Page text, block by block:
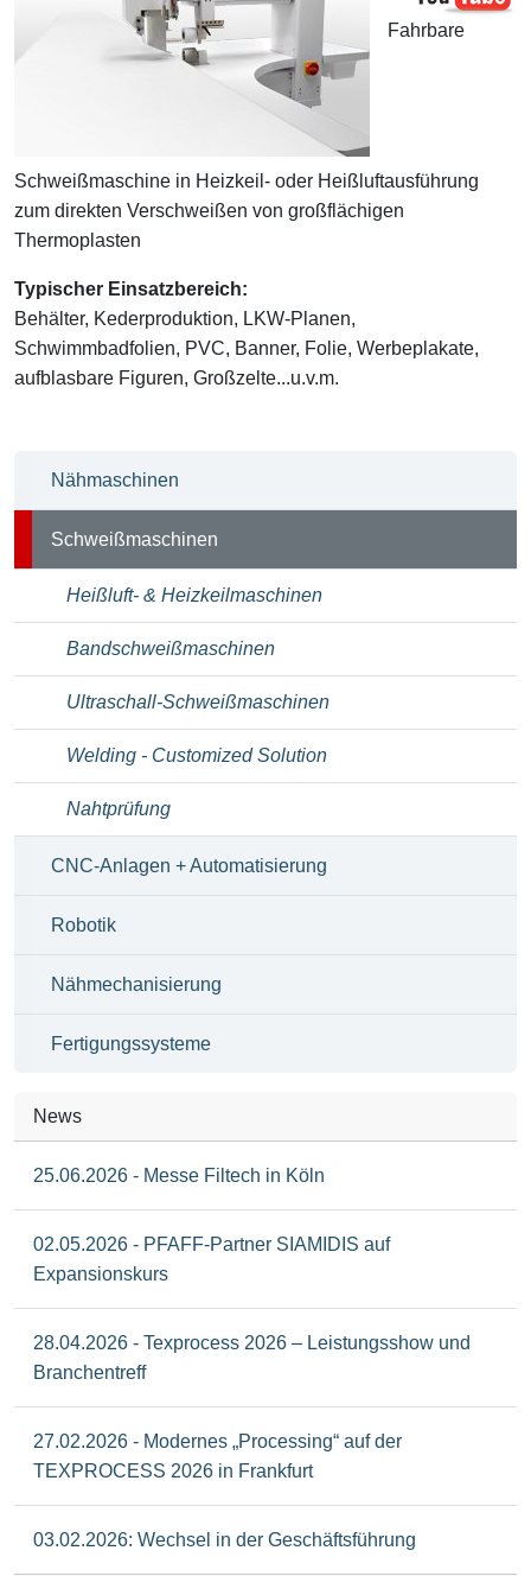
Fahrbare
Schweißmaschine in Heizkeil- oder Heißluftausführung
zum direkten Verschweißen von großflächigen
Thermoplasten
Typischer Einsatzbereich:
Behälter, Kederproduktion, LKW-Planen,
Schwimmbadfolien, PVC, Banner, Folie, Werbeplakate,
aufblasbare Figuren, Großzelte...u.v.m.
Nähmaschinen
Schweißmaschinen
Heißluft- & Heizkeilmaschinen
Bandschweißmaschinen
Ultraschall-Schweißmaschinen
Welding - Customized Solution
Nahtprüfung
CNC-Anlagen + Automatisierung
Robotik
Nähmechanisierung
Fertigungssysteme
News
25.06.2026 - Messe Filtech in Köln
02.05.2026 - PFAFF-Partner SIAMIDIS auf
Expansionskurs
28.04.2026 - Texprocess 2026 – Leistungsshow und
Branchentreff
27.02.2026 - Modernes „Processing“ auf der
TEXPROCESS 2026 in Frankfurt
03.02.2026: Wechsel in der Geschäftsführung